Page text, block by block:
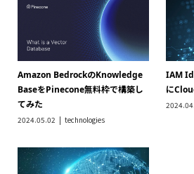
Amazon BedrockのKnowledge
BaseをPinecone無料枠で構築し
てみた
2024.05.02 technologies
IAM
に